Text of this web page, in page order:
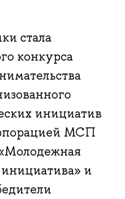
стала
конкурса
инициатив
МСП
и